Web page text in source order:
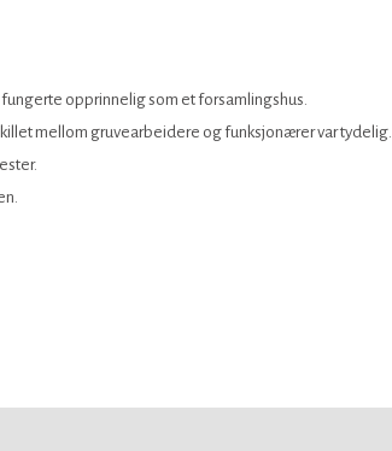
opprinnelig som et forsamlingshus.
mellom gruvearbeidere og funksjonærer var tydelig.